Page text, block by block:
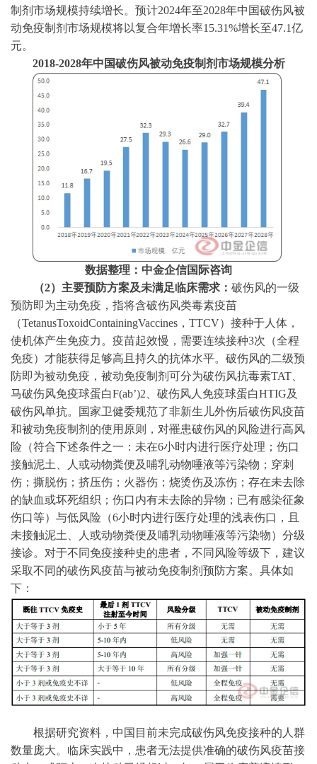
制剂市场规模持续增长。预计2024年至2028年中国破伤风被
动免疫制剂市场规模将以复合年增长率15.31%增长至47.1亿
元。
2018-2028年中国破伤风被动免疫制剂市场规模分析
数据整理：中金企信国际咨询
（2）主要预防方案及未满足临床需求： 破伤风的一级
预防即为主动免疫，指将含破伤风类毒素疫苗
（TetanusToxoidContainingVaccines，TTCV）接种于人体，
使机体产生免疫力。疫苗起效慢，需要连续接种3次（全程
免疫）才能获得足够高且持久的抗体水平。破伤风的二级预
防即为被动免疫，被动免疫制剂可分为破伤风抗毒素TAT、
马破伤风免疫球蛋白F(ab’)2、破伤风人免疫球蛋白HTIG及
破伤风单抗。国家卫健委规范了非新生儿外伤后破伤风疫苗
和被动免疫制剂的使用原则，对罹患破伤风的风险进行高风
险（符合下述条件之一：未在6小时内进行医疗处理；伤口
接触泥土、人或动物粪便及哺乳动物唾液等污染物；穿刺
伤；撕脱伤；挤压伤；火器伤；烧烫伤及冻伤；存在未去除
的缺血或坏死组织；伤口内有未去除的异物；已有感染征象
伤口等）与低风险（6小时内进行医疗处理的浅表伤口，且
未接触泥土、人或动物粪便及哺乳动物唾液等污染物）分级
接诊。对于不同免疫接种史的患者，不同风险等级下，建议
采取不同的破伤风疫苗与被动免疫制剂预防方案。具体如
下：
根据研究资料，中国目前未完成破伤风免疫接种的人群
数量庞大。临床实践中，患者无法提供准确的破伤风疫苗接